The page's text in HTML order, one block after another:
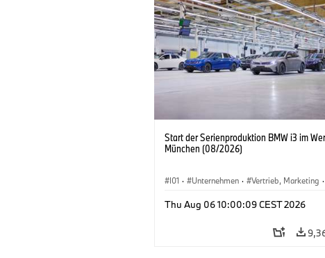
Start der Serienproduktion BMW i3 im
München (08/2026)
I01 · Unternehmen · Vertrieb, Marketing ·
Thu Aug 06 10:00:09 CEST 2026